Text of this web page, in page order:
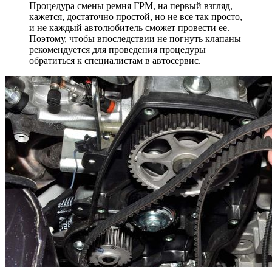
Процедура смены ремня ГРМ, на первый взгляд,
кажется, достаточно простой, но не все так просто,
и не каждый автолюбитель сможет провести ее.
Поэтому, чтобы впоследствии не погнуть клапаны
рекомендуется для проведения процедуры
обратиться к специалистам в автосервис.